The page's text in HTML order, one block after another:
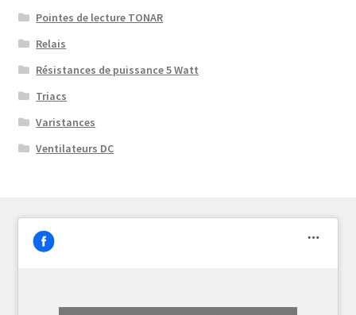
Pointes de lecture TONAR
Relais
Résistances de puissance 5 Watt
Triacs
Varistances
Ventilateurs DC